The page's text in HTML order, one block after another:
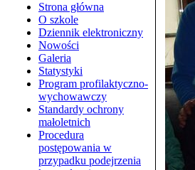
Strona główna
O szkole
Dziennik elektroniczny
Nowości
Galeria
Statystyki
Program profilaktyczno-
wychowawczy
Standardy ochrony
małoletnich
Procedura
postępowania w
przypadku podejrzenia